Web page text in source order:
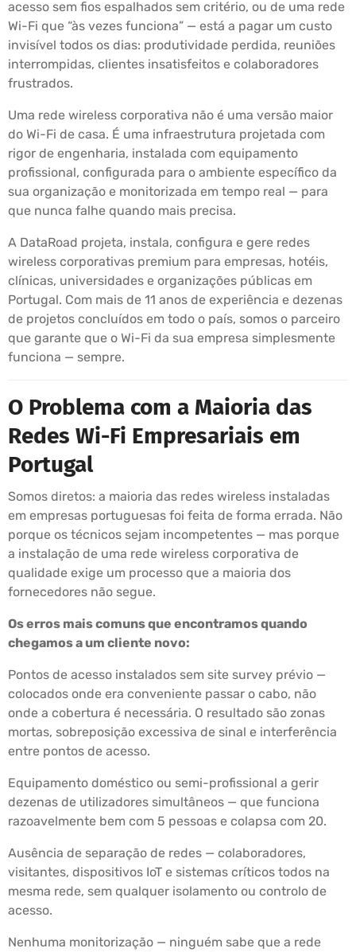
acesso sem fios espalhados sem critério, ou de uma rede
Wi-Fi que “às vezes funciona” — está a pagar um custo
invisível todos os dias: produtividade perdida, reuniões
interrompidas, clientes insatisfeitos e colaboradores
frustrados.
Uma rede wireless corporativa não é uma versão maior
do Wi-Fi de casa. É uma infraestrutura projetada com
rigor de engenharia, instalada com equipamento
profissional, configurada para o ambiente específico da
sua organização e monitorizada em tempo real — para
que nunca falhe quando mais precisa.
A DataRoad projeta, instala, configura e gere redes
wireless corporativas premium para empresas, hotéis,
clínicas, universidades e organizações públicas em
Portugal. Com mais de 11 anos de experiência e dezenas
de projetos concluídos em todo o país, somos o parceiro
que garante que o Wi-Fi da sua empresa simplesmente
funciona — sempre.
O Problema com a Maioria das
Redes Wi-Fi Empresariais em
Portugal
Somos diretos: a maioria das redes wireless instaladas
em empresas portuguesas foi feita de forma errada. Não
porque os técnicos sejam incompetentes — mas porque
a instalação de uma rede wireless corporativa de
qualidade exige um processo que a maioria dos
fornecedores não segue.
Os erros mais comuns que encontramos quando
chegamos a um cliente novo:
Pontos de acesso instalados sem site survey prévio —
colocados onde era conveniente passar o cabo, não
onde a cobertura é necessária. O resultado são zonas
mortas, sobreposição excessiva de sinal e interferência
entre pontos de acesso.
Equipamento doméstico ou semi-profissional a gerir
dezenas de utilizadores simultâneos — que funciona
razoavelmente bem com 5 pessoas e colapsa com 20.
Ausência de separação de redes — colaboradores,
visitantes, dispositivos IoT e sistemas críticos todos na
mesma rede, sem qualquer isolamento ou controlo de
acesso.
Nenhuma monitorização — ninguém sabe que a rede